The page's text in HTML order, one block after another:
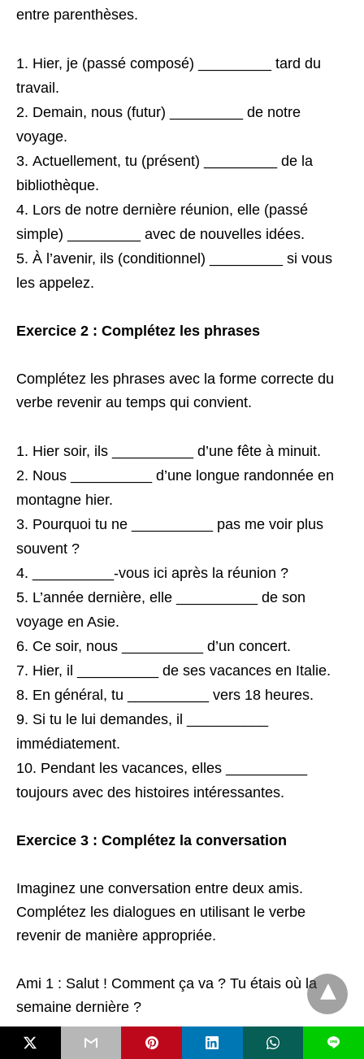
entre parenthèses.
Hier, je (passé composé) _________ tard du
travail.
Demain, nous (futur) _________ de notre
voyage.
Actuellement, tu (présent) _________ de la
bibliothèque.
Lors de notre dernière réunion, elle (passé
simple) _________ avec de nouvelles idées.
À l’avenir, ils (conditionnel) _________ si vous
les appelez.
Exercice 2 : Complétez les phrases
Complétez les phrases avec la forme correcte du
verbe revenir au temps qui convient.
Hier soir, ils __________ d’une fête à minuit.
Nous __________ d’une longue randonnée en
montagne hier.
Pourquoi tu ne __________ pas me voir plus
souvent ?
__________-vous ici après la réunion ?
L’année dernière, elle __________ de son
voyage en Asie.
Ce soir, nous __________ d’un concert.
Hier, il __________ de ses vacances en Italie.
En général, tu __________ vers 18 heures.
Si tu le lui demandes, il __________
immédiatement.
Pendant les vacances, elles __________
toujours avec des histoires intéressantes.
Exercice 3 : Complétez la conversation
Imaginez une conversation entre deux amis.
Complétez les dialogues en utilisant le verbe
revenir de manière appropriée.
Ami 1 : Salut ! Comment ça va ? Tu étais où la
semaine dernière ?
L